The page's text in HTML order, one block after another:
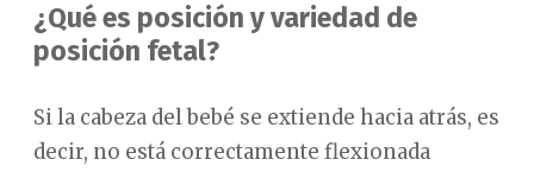
¿Qué es posición y variedad de
posición fetal?
Si la cabeza del bebé se extiende hacia atrás, es
decir, no está correctamente flexionada